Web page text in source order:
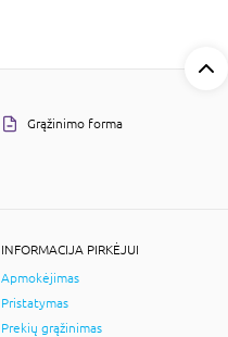
Grąžinimo forma
INFORMACIJA PIRKĖJUI
Apmokėjimas
Pristatymas
Prekių grąžinimas